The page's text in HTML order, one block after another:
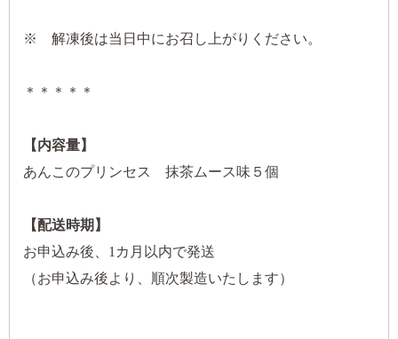
※ 解凍後は当日中にお召し上がりください。
＊＊＊＊＊
【内容量】
あんこのプリンセス 抹茶ムース味５個
【配送時期】
お申込み後、1カ月以内で発送
（お申込み後より、順次製造いたします）